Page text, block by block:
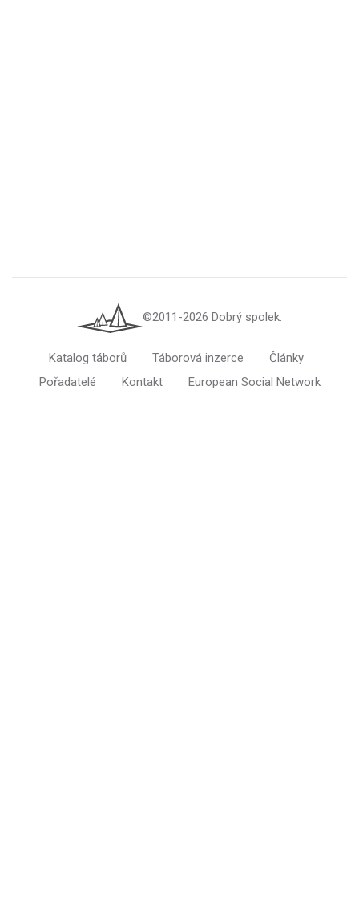
©2011-2026 Dobrý spolek.
Katalog táborů Táborová inzerce
Články
Pořadatelé
Kontakt European Social Network